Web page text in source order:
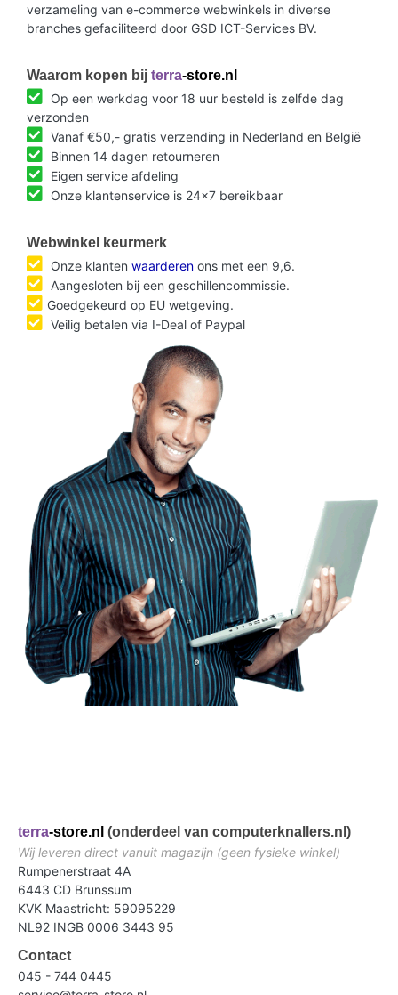
verzameling van e-commerce webwinkels in diverse
branches gefaciliteerd door GSD ICT-Services BV.
Waarom kopen bij terra-store.nl
Op een werkdag voor 18 uur besteld is zelfde dag
verzonden
Vanaf €50,- gratis verzending in Nederland en België
Binnen 14 dagen retourneren
Eigen service afdeling
Onze klantenservice is 24x7 bereikbaar
Webwinkel keurmerk
Onze klanten waarderen ons met een 9,6.
Aangesloten bij een geschillencommissie.
Goedgekeurd op EU wetgeving.
Veilig betalen via I-Deal of Paypal
terra-store.nl (onderdeel van computerknallers.nl)
Wij leveren direct vanuit magazijn (geen fysieke winkel)
Rumpenerstraat 4A
6443 CD Brunssum
KVK Maastricht: 59095229
NL92 INGB 0006 3443 95
Contact
045 - 744 0445